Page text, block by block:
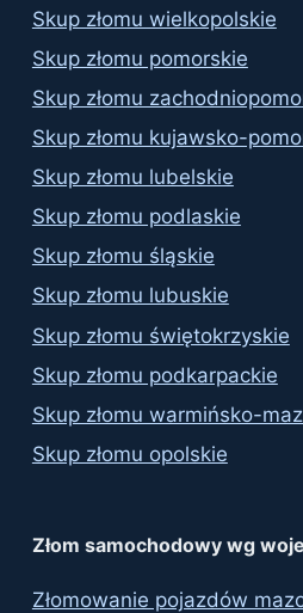
Skup złomu wielkopolskie
Skup złomu pomorskie
Skup złomu
Skup złomu kujawsko-
Skup złomu lubelskie
Skup złomu podlaskie
Skup złomu śląskie
Skup złomu lubuskie
Skup złomu świętokrzyskie
Skup złomu podkarpackie
Skup złomu warmińsko-
Skup złomu opolskie
Złom samochodowy wg
Złomowanie pojazdów